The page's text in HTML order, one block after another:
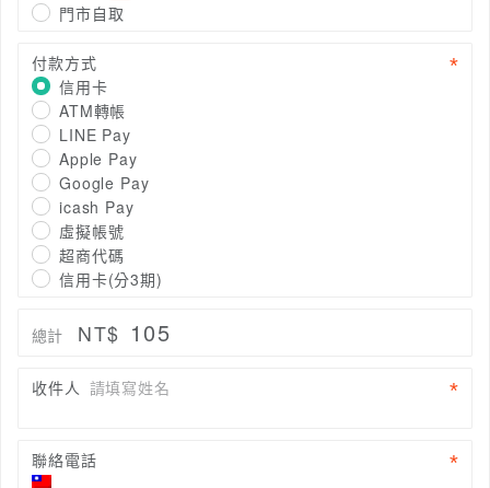
門市自取
付款方式
信用卡
ATM轉帳
LINE Pay
Apple Pay
Google Pay
icash Pay
虛擬帳號
超商代碼
信用卡(分3期)
總計 NT$ 105
收件人 請填寫姓名
聯絡電話